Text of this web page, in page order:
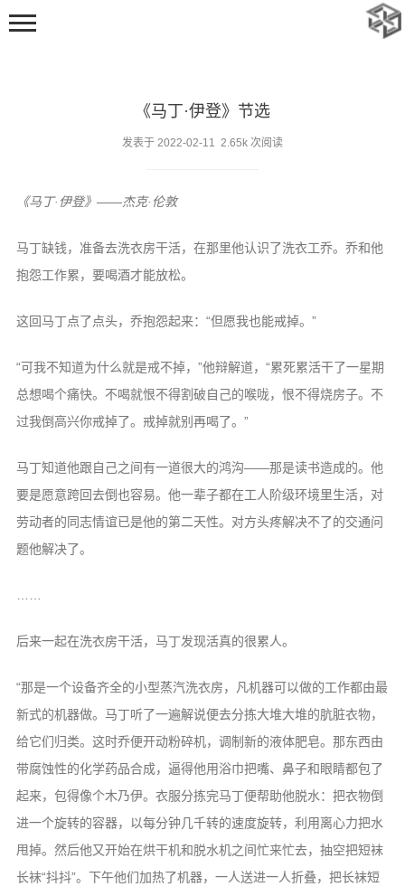
《马丁·伊登》节选
发表于 2022-02-11 2.65k 次阅读
《马丁·伊登》——杰克·伦敦
马丁缺钱，准备去洗衣房干活，在那里他认识了洗衣工乔。乔和他
抱怨工作累，要喝酒才能放松。
这回马丁点了点头，乔抱怨起来：“但愿我也能戒掉。”
“可我不知道为什么就是戒不掉，”他辩解道，“累死累活干了一星期
总想喝个痛快。不喝就恨不得割破自己的喉咙，恨不得烧房子。不
过我倒高兴你戒掉了。戒掉就别再喝了。”
马丁知道他跟自己之间有一道很大的鸿沟——那是读书造成的。他
要是愿意跨回去倒也容易。他一辈子都在工人阶级环境里生活，对
劳动者的同志情谊已是他的第二天性。对方头疼解决不了的交通问
题他解决了。
后来一起在洗衣房干活，马丁发现活真的很累人。
“那是一个设备齐全的小型蒸汽洗衣房，凡机器可以做的工作都由最
新式的机器做。马丁听了一遍解说便去分拣大堆大堆的肮脏衣物，
给它们归类。这时乔便开动粉碎机，调制新的液体肥皂。那东西由
带腐蚀性的化学药品合成，逼得他用浴巾把嘴、鼻子和眼睛都包了
起来，包得像个木乃伊。衣服分拣完马丁便帮助他脱水：把衣物倒
进一个旋转的容器，以每分钟几千转的速度旋转，利用离心力把水
甩掉。然后他又开始在烘干机和脱水机之间忙来忙去，抽空把短袜
长袜“抖抖”。下午他们加热了机器，一人送进一人折叠，把长袜短
首页
动态
随笔
足迹
追番
热力图
项目仓库
骰子列表
心跳系统
核心文档
投喂通道
青果云
二级域名
服务器组
关于